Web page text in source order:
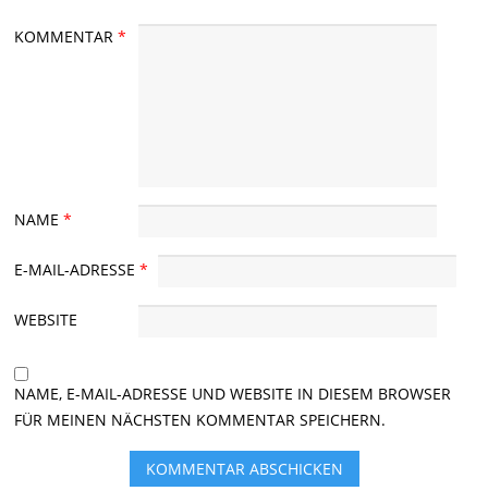
KOMMENTAR*
NAME*
E-MAIL-ADRESSE*
WEBSITE
NAME, E-MAIL-ADRESSE UND WEBSITE IN DIESEM BROWSER
FÜR MEINEN NÄCHSTEN KOMMENTAR SPEICHERN.